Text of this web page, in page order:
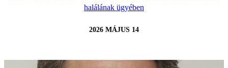
halálának ügyében
2026 MÁJUS 14